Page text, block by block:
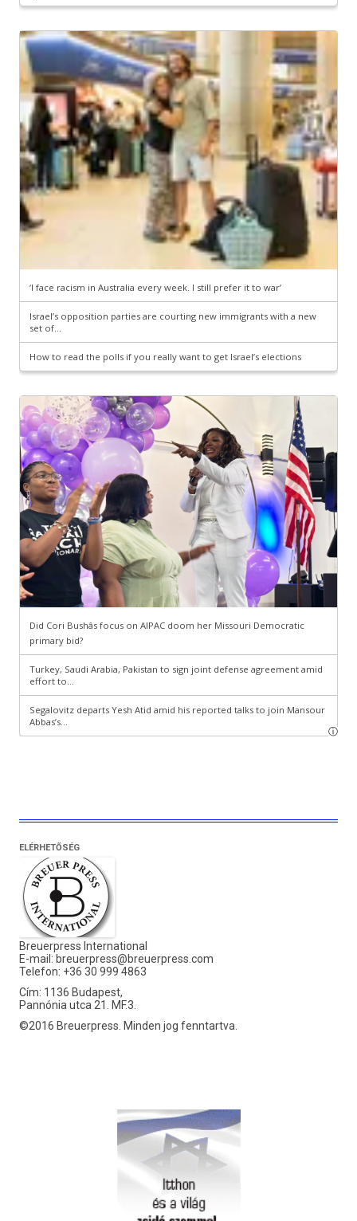
ELÉRHETŐSÉG
Breuerpress International
E-mail: breuerpress@breuerpress.com
Telefon: +36 30 999 4863
Cím: 1136 Budapest,
Pannónia utca 21. MF.3.
©2016 Breuerpress. Minden jog fenntartva.